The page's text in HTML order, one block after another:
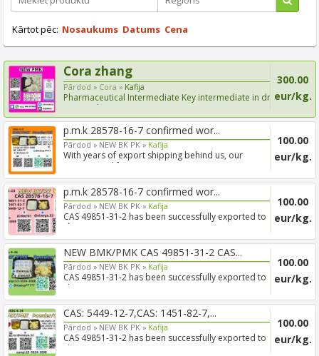
Kārtot pēc: Nosaukums Datums Cena
Cora zhang
Pārdod » Cora » Kafija
Pharmaceutical Intermediate Key intermediate in drug
R&D and...
300.00
eur/kg.
p.m.k 28578-16-7 confirmed wor...
Pārdod » NEW BK PK » Kafija
With years of export shipping behind us, our
experienced for...
100.00
eur/kg.
p.m.k 28578-16-7 confirmed wor...
Pārdod »NEW BK PK »Kafija
CAS 49851-31-2 has been successfully exported to
clients in ...
100.00
eur/kg.
NEW BMK/PMK CAS 49851-31-2 CAS...
Pārdod » NEW BK PK » Kafija
CAS 49851-31-2 has been successfully exported to
clients in ...
100.00
eur/kg.
CAS: 5449-12-7,CAS: 1451-82-7,...
Pārdod » NEW BK PK » Kafija
CAS 49851-31-2 has been successfully exported to
clients in ...
100.00
eur/kg.